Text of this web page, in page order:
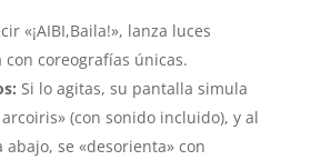
«¡AIBI,Baila!», lanza luces
coreografías únicas.
Si lo agitas, su pantalla simula
(con sonido incluido), y al
abajo, se «desorienta» con